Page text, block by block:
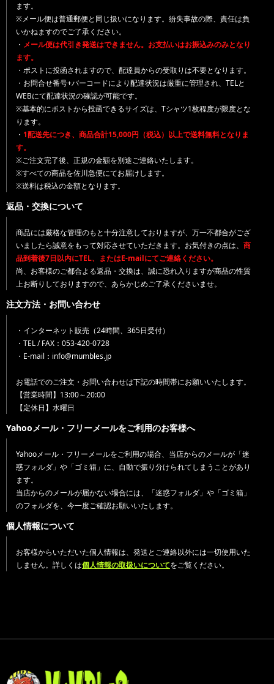
ます。
※メール便は普通郵便と同じ扱いになります。紛失事故の際、責任は負
いかねますのでご了承ください。
・ メール便は代引き発送はできません。お支払いはお振込みのみとなり
ます。
・ポストに投函されますので、配達員からの受取りは不要となります。
・お問合せ番号+バーコードにより配達状況は厳重に管理され、TELと
WEBにて配達状況の確認が可能です。
※基本的にポストから投函できるサイズは、Tシャツ1枚程度が限度とな
ります。
・ 1配送先につき、商品合計15,000円（税込）以上で送料無料となりま
す。
※ご注文完了後、正規の金額を別途ご連絡いたします。
※すべての商品を佐川急便にてお届けします。
※送料は税込の金額となります。
返品・交換について
商品には厳格な管理のもと十分注意しておりますが、万一不都合がござ
いましたら誠意をもって対応させていただきます。お気付きの点は、 商
品到着後7日以内にTEL、またはE-mailにてご連絡ください。
尚、お客様のご都合よる返品・交換は、誠に恐れ入りますが商品の性質
上お断りしておりますので、あらかじめご了承くださいませ。
注文方法・お問い合わせ
・インターネット販売（24時間、365日受付）
・TEL / FAX：053-420-0728
・E-mail：info@mumbles.jp
お電話でのご注文・お問い合わせは下記の時間帯にお願いいたします。
【営業時間】13:00～20:00
【定休日】水曜日
Yahooメール・フリーメールをご利用のお客様へ
Yahooメール・フリーメールをご利用の場合、当店からのメールが「迷
惑フォルダ」や「ゴミ箱」に、自動で振り分けられてしまうことがあり
ます。
当店からのメールが届かない場合には、「迷惑フォルダ」や「ゴミ箱」
のフォルダを、今一度ご確認お願いいたします。
個人情報について
お客様からいただいた個人情報は、発送とご連絡以外には一切使用いた
しません。詳しくは個人情報の取扱いについてをご覧ください。